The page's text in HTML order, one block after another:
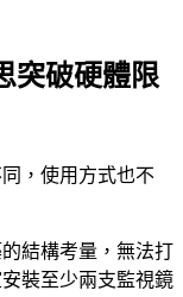
突破硬體限
，使用方式也不
結構考量，無法打
裝至少兩支監視鏡